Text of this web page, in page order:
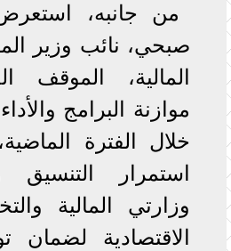
من جانبه،
صبحي، نائب وزير
المالية، الموقف
موازنة البرامج
خلال الفترة
استمرار التنسيق
وزارتي المالية
الاقتصادية لضمان